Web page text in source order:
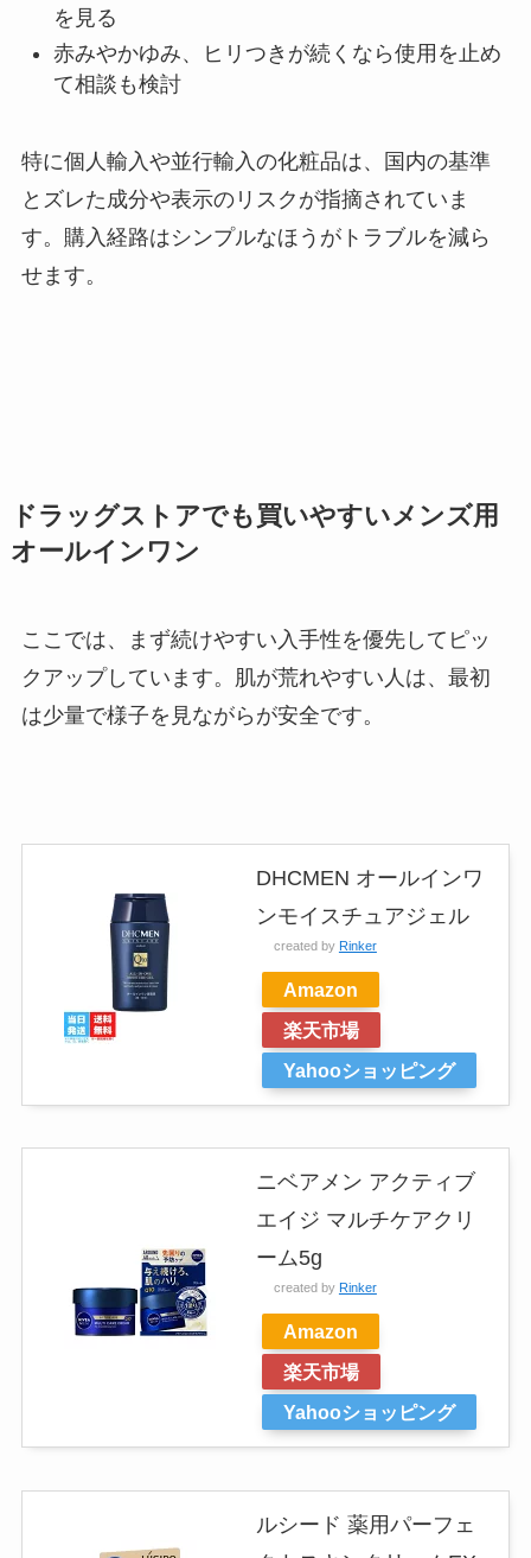
を見る
赤みやかゆみ、ヒリつきが続くなら使用を止め
て相談も検討
特に個人輸入や並行輸入の化粧品は、国内の基準
とズレた成分や表示のリスクが指摘されていま
す。購入経路はシンプルなほうがトラブルを減ら
せます。
ドラッグストアでも買いやすいメンズ用
オールインワン
ここでは、まず続けやすい入手性を優先してピッ
クアップしています。肌が荒れやすい人は、最初
は少量で様子を見ながらが安全です。
DHCMEN オールインワ
ンモイスチュアジェル
created by Rinker
Amazon
楽天市場
Yahooショッピング
ニベアメン アクティブ
エイジ マルチケアクリ
ーム5g
created by Rinker
Amazon
楽天市場
Yahooショッピング
ルシード 薬用パーフェ